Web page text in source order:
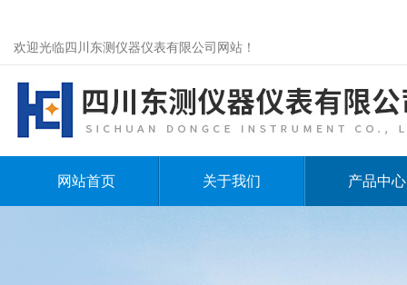
欢迎光临四川东测仪器仪表有限公司网站！
网站首页 关于我们 产品中心